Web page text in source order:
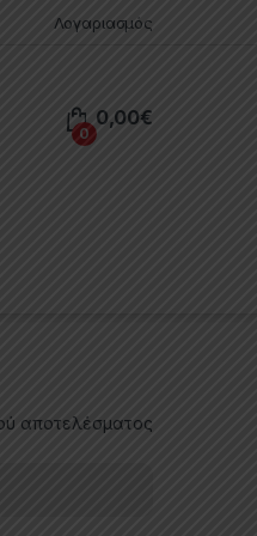
Λογαριασμός
0
0,00€
αποτελέσματος